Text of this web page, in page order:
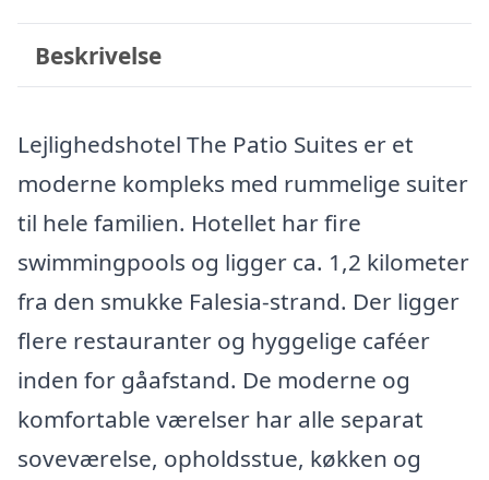
Beskrivelse
Lejlighedshotel The Patio Suites er et
moderne kompleks med rummelige suiter
til hele familien. Hotellet har fire
swimmingpools og ligger ca. 1,2 kilometer
fra den smukke Falesia-strand. Der ligger
flere restauranter og hyggelige caféer
inden for gåafstand. De moderne og
komfortable værelser har alle separat
soveværelse, opholdsstue, køkken og